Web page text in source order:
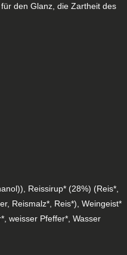
den Glanz, die Zartheit des
Reissirup* (28%) (Reis*,
Reismalz*, Reis*), Weingeist*
weisser Pfeffer*, Wasser